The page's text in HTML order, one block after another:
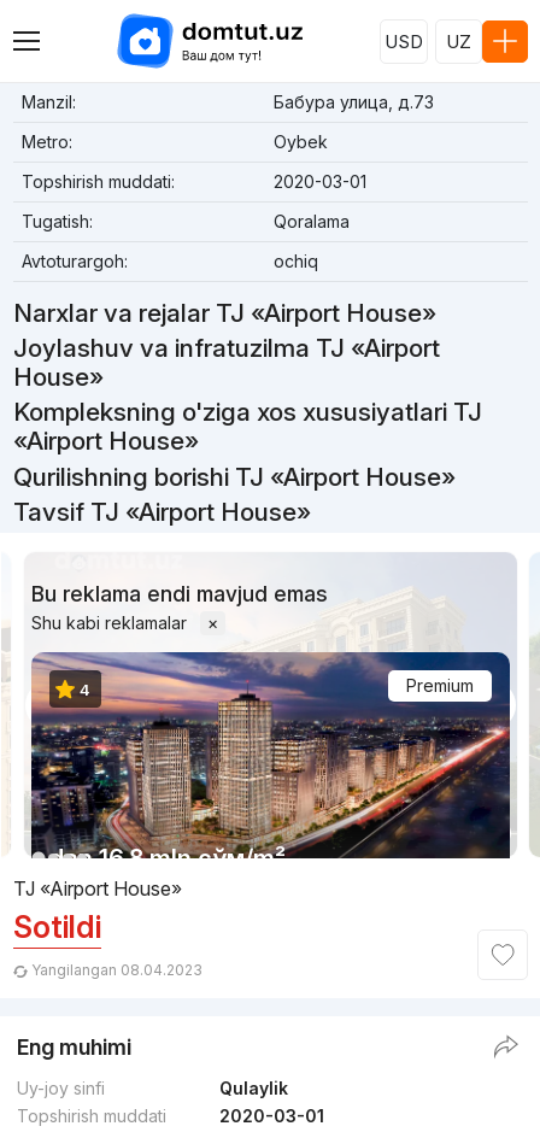
USD UZ
Manzil:
Бабура улица, д.73
Metro:
Oybek
Topshirish muddati:
2020-03-01
Tugatish:
Qoralama
Avtoturargoh:
ochiq
Narxlar va rejalar TJ «Airport House»
Joylashuv va infratuzilma TJ «Airport
House»
Kompleksning o'ziga xos xususiyatlari TJ
«Airport House»
Qurilishning borishi TJ «Airport House»
Tavsif TJ «Airport House»
Bu reklama endi mavjud emas
Shu kabi reklamalar ×
Premium
dan16.8 mln сўм/m²
4
Topshirildi 2025
TJ «Newport»
1/3
TJ «Airport House»
Sotildi
Yangilangan 08.04.2023
Eng muhimi
Uy-joy sinfi
Qulaylik
Topshirish muddati
2020-03-01